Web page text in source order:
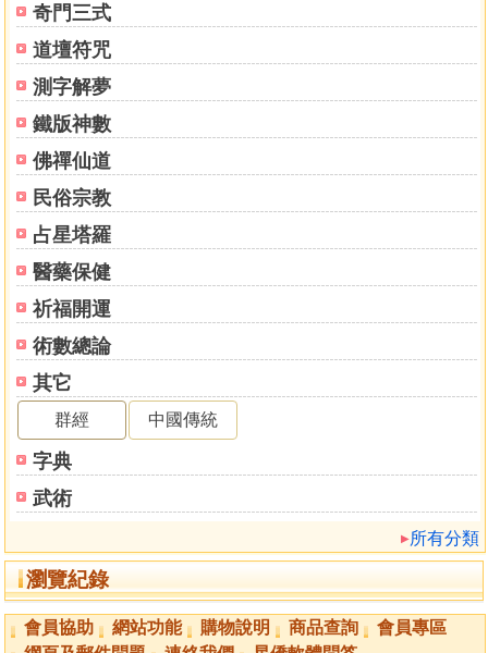
奇門三式
道壇符咒
測字解夢
鐵版神數
佛禪仙道
民俗宗教
占星塔羅
醫藥保健
祈福開運
術數總論
其它
群經 中國傳統
字典
武術
所有分類
瀏覽紀錄
第九節 河圖、洛書及八卦
第三章 各風水地理學派介紹
壹、八宅明鏡陽宅法
貳、大三元陽宅法
參、陽宅三要陽宅法
肆、紫白飛星陽宅法
伍、三合派陽宅學
陸、玄空飛星陽宅法
柒、後天派陽宅學
捌、九星陽宅學
玖、易卦陽宅學
拾、乾坤國寶陽宅學
拾壹、形家陽宅法
拾貳、長眼法
拾參、奇門遁甲陽宅法
拾肆、妙派陽宅法
拾伍、紫微斗數陽宅法
拾陸、命理風水學
拾柒、金鎖玉關
第四章 陽宅內局與隔間
第二節 居家內局規劃須知
第三節 空屋案例論斷
第四節 定向立極
第五節 屋形之吉凶
會員協助 網站功能 購物說明 商品查詢
會員專區